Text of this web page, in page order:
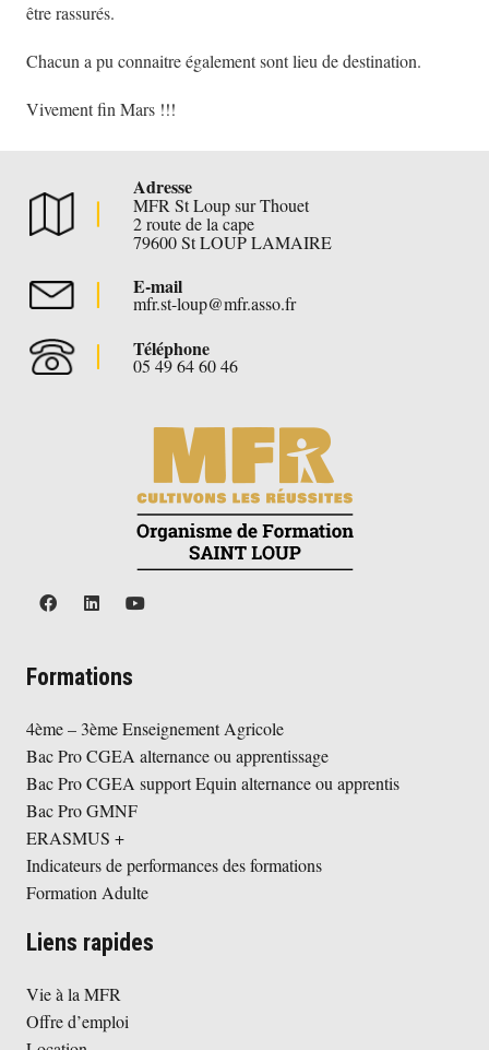
être rassurés.
Chacun a pu connaitre également sont lieu de destination.
Vivement fin Mars !!!
Adresse
MFR St Loup sur Thouet
2 route de la cape
79600 St LOUP LAMAIRE
E-mail
mfr.st-loup@mfr.asso.fr
Téléphone
05 49 64 60 46
Formations
4ème – 3ème Enseignement Agricole
Bac Pro CGEA alternance ou apprentissage
Bac Pro CGEA support Equin alternance ou apprentis
Bac Pro GMNF
ERASMUS +
Indicateurs de performances des formations
Formation Adulte
Liens rapides
Vie à la MFR
Offre d’emploi